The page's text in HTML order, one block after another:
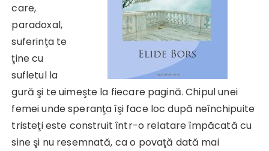
care,
paradoxal,
suferinţa te
ţine cu
sufletul la
gură şi te uimeşte la fiecare pagină. Chipul unei
femei unde speranţa îşi face loc după neînchipuite
tristeţi este construit într-o relatare împăcată cu
sine şi nu resemnată, ca o povaţă dată mai